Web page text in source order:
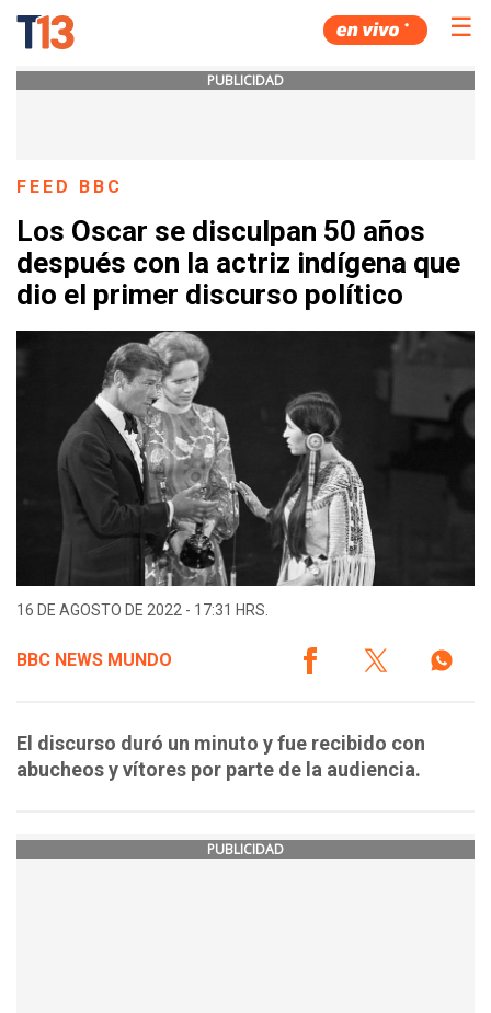
☰
PUBLICIDAD
FEED BBC
Los Oscar se disculpan 50 años
después con la actriz indígena que
dio el primer discurso político
16 DE AGOSTO DE 2022 - 17:31 HRS.
BBC NEWS MUNDO
El discurso duró un minuto y fue recibido con
abucheos y vítores por parte de la audiencia.
PUBLICIDAD